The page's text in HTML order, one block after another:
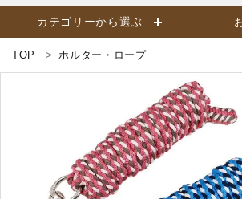
カテゴリーから選ぶ
search
カテゴリーから探す
ヘルメット
TOP ホルター・ロープ